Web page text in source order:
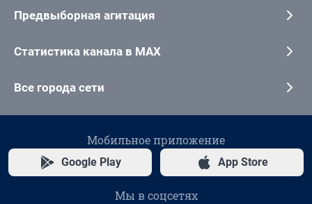
Предвыборная агитация
Статистика канала в MAX
Все города сети
Мобильное приложение
Google Play App Store
Мы в соцсетях